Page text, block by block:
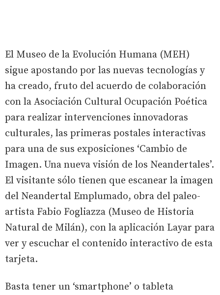
El Museo de la Evolución Humana (MEH)
sigue apostando por las nuevas tecnologías y
ha creado, fruto del acuerdo de colaboración
con la Asociación Cultural Ocupación Poética
para realizar intervenciones innovadoras
culturales, las primeras postales interactivas
para una de sus exposiciones ‘Cambio de
Imagen. Una nueva visión de los Neandertales’.
El visitante sólo tienen que escanear la imagen
del Neandertal Emplumado, obra del paleo-
artista Fabio Fogliazza (Museo de Historia
Natural de Milán), con la aplicación Layar para
ver y escuchar el contenido interactivo de esta
tarjeta.
Basta tener un ‘smartphone’ o tableta